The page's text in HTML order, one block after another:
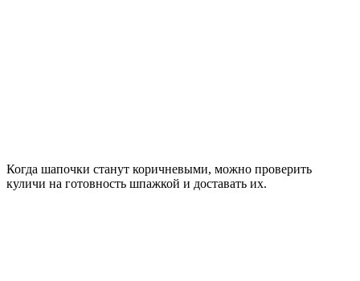
Когда шапочки станут коричневыми, можно проверить
куличи на готовность шпажкой и доставать их.